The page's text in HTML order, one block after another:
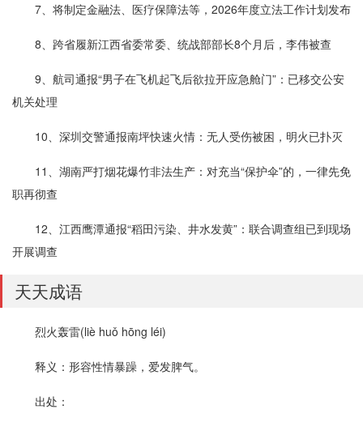
7、将制定金融法、医疗保障法等，2026年度立法工作计划发布
8、跨省履新江西省委常委、统战部部长8个月后，李伟被查
9、航司通报“男子在飞机起飞后欲拉开应急舱门”：已移交公安
机关处理
10、深圳交警通报南坪快速火情：无人受伤被困，明火已扑灭
11、湖南严打烟花爆竹非法生产：对充当“保护伞”的，一律先免
职再彻查
12、江西鹰潭通报“稻田污染、井水发黄”：联合调查组已到现场
开展调查
天天成语
烈火轰雷(liè huǒ hōng léi)
释义：形容性情暴躁，爱发脾气。
出处：